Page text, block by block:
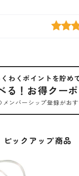
わくポイントを貯め
る！お得クー
メンバーシップ登録がおす
ピックアップ商品